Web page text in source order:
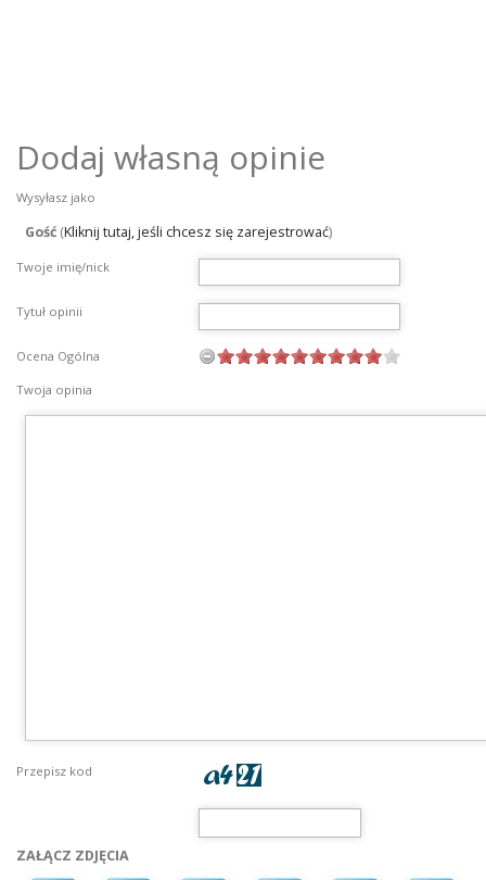
Dodaj własną opinie
Wysyłasz jako
Gość (Kliknij tutaj, jeśli chcesz się zarejestrować)
Twoje imię/nick
Tytuł opinii
Ocena Ogólna
Twoja opinia
Przepisz kod
ZAŁĄCZ ZDJĘCIA